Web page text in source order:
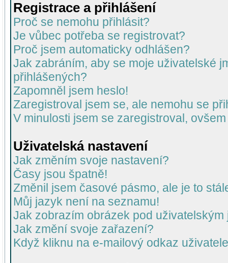
Registrace a přihlášení
Proč se nemohu přihlásit?
Je vůbec potřeba se registrovat?
Proč jsem automaticky odhlášen?
Jak zabráním, aby se moje uživatelské
přihlášených?
Zapomněl jsem heslo!
Zaregistroval jsem se, ale nemohu se
V minulosti jsem se zaregistroval,
Uživatelská nastavení
Jak změním svoje nastavení?
Časy jsou špatně!
Změnil jsem časové pásmo, ale je to
Můj jazyk není na seznamu!
Jak zobrazím obrázek pod uživatelským
Jak změní svoje zařazení?
Když kliknu na e-mailový odkaz